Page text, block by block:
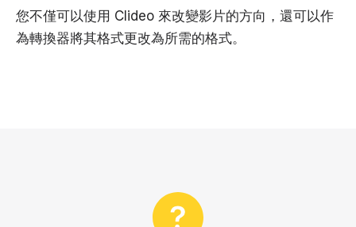
您不僅可以使用 Clideo 來改變影片的方向，還可以作
為轉換器將其格式更改為所需的格式。